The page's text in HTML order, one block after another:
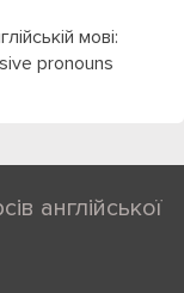
мові:
pronouns
англійської